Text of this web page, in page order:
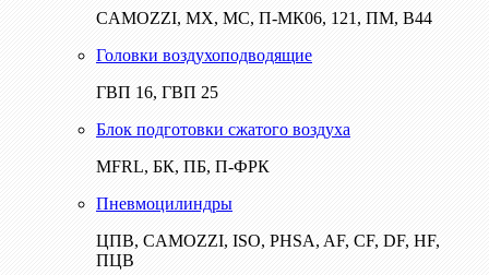
CAMOZZI, МХ, МС, П-МК06, 121, ПМ, В44
Головки воздухоподводящие
ГВП 16, ГВП 25
Блок подготовки сжатого воздуха
MFRL, БК, ПБ, П-ФРК
Пневмоцилиндры
ЦПВ, CAMOZZI, ISO, PHSA, AF, CF, DF, HF,
ПЦВ